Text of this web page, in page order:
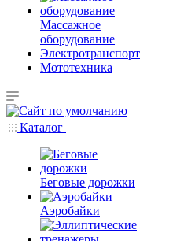
Массажное
оборудование
Электротранспорт
Мототехника
Каталог
Беговые дорожки
Аэробайки